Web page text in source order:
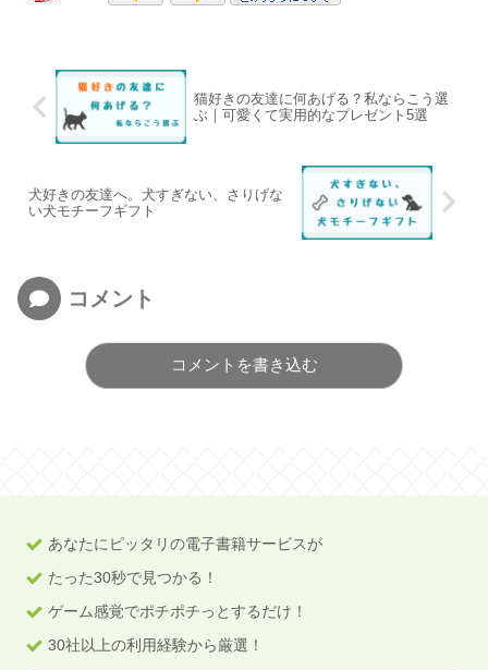
猫好きの友達に何あげる？私ならこう選
ぶ｜可愛くて実用的なプレゼント5選
犬好きの友達へ。犬すぎない、さりげな
い犬モチーフギフト
コメント
コメントを書き込む
あなたにピッタリの電子書籍サービスが
たった30秒で見つかる！
ゲーム感覚でポチポチっとするだけ！
30社以上の利用経験から厳選！